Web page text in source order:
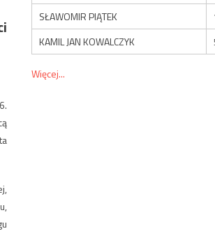
SŁAWOMIR PIĄTEK
KAMIL JAN KOWALCZYK
Więcej...